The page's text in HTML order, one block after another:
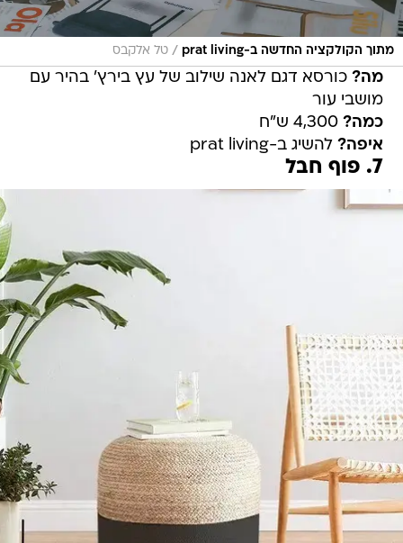
מתוך הקולקציה החדשה ב-prat living / טל אלקבס
מה? כורסא דגם לאנה שילוב של עץ בירץ' בהיר עם
מושבי עור
כמה? 4,300 ש"ח
איפה? להשיג ב-prat living
7. פוף חבל